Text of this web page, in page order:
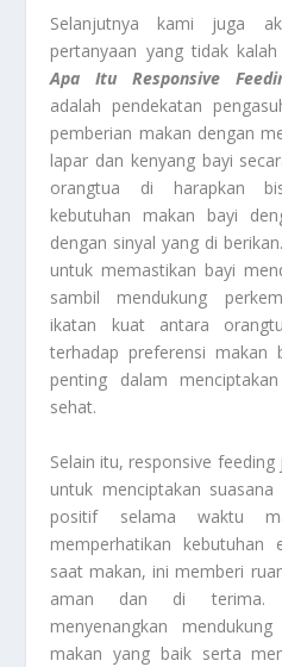
Selanjutnya kami juga
pertanyaan yang tidak
Apa Itu Responsive
adalah pendekatan
pemberian makan dengan
lapar dan kenyang bayi
orangtua di harapkan
kebutuhan makan bayi
dengan sinyal yang di
untuk memastikan bayi
sambil mendukung
ikatan kuat antara
terhadap preferensi makan
penting dalam
sehat.
Selain itu, responsive
untuk menciptakan
positif selama waktu
memperhatikan
saat makan, ini memberi
aman dan di terima.
menyenangkan
makan yang baik serta